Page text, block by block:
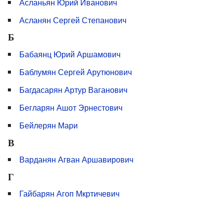
Асланян Сергей Степанович
Б
Бабаянц Юрий Аршамович
Баблумян Сергей Арутюнович
Багдасарян Артур Ваганович
Бегларян Ашот Эрнестович
Бейлерян Мари
В
Варданян Агван Аршавирович
Г
Гайбарян Агоп Мкртичевич